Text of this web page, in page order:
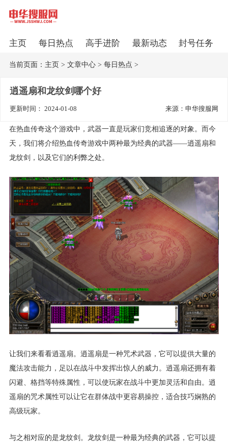
主页 每日热点 高手进阶 最新动态 封号任务
当前页面： 主页> 文章中心> 每日热点 >
逍遥扇和龙纹剑哪个好
更新时间： 2024-01-08 来源：申华搜服网
在热血传奇这个游戏中，武器一直是玩家们竞相追逐的对象。而今
天，我们将介绍热血传奇游戏中两种最为经典的武器——逍遥扇和
龙纹剑，以及它们的利弊之处。
让我们来看看逍遥扇。逍遥扇是一种咒术武器，它可以提供大量的
魔法攻击能力，足以在战斗中发挥出惊人的威力。逍遥扇还拥有着
闪避、格挡等特殊属性，可以使玩家在战斗中更加灵活和自由。逍
遥扇的咒术属性可以让它在群体战中更容易操控，适合技巧娴熟的
高级玩家。
与之相对应的是龙纹剑。龙纹剑是一种最为经典的武器，它可以提